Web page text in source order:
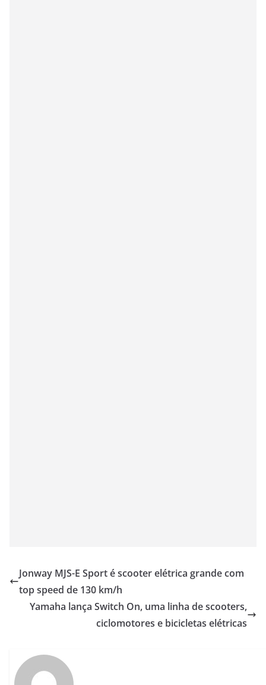
Jonway MJS-E Sport é scooter elétrica grande com
top speed de 130 km/h
Yamaha lança Switch On, uma linha de scooters,
ciclomotores e bicicletas elétricas